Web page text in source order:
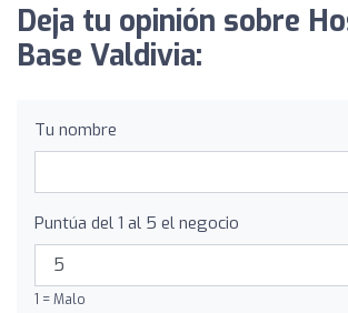
Deja tu opinión sobre
Base Valdivia:
Tu nombre
Puntúa del 1 al 5 el negocio
1 = Malo